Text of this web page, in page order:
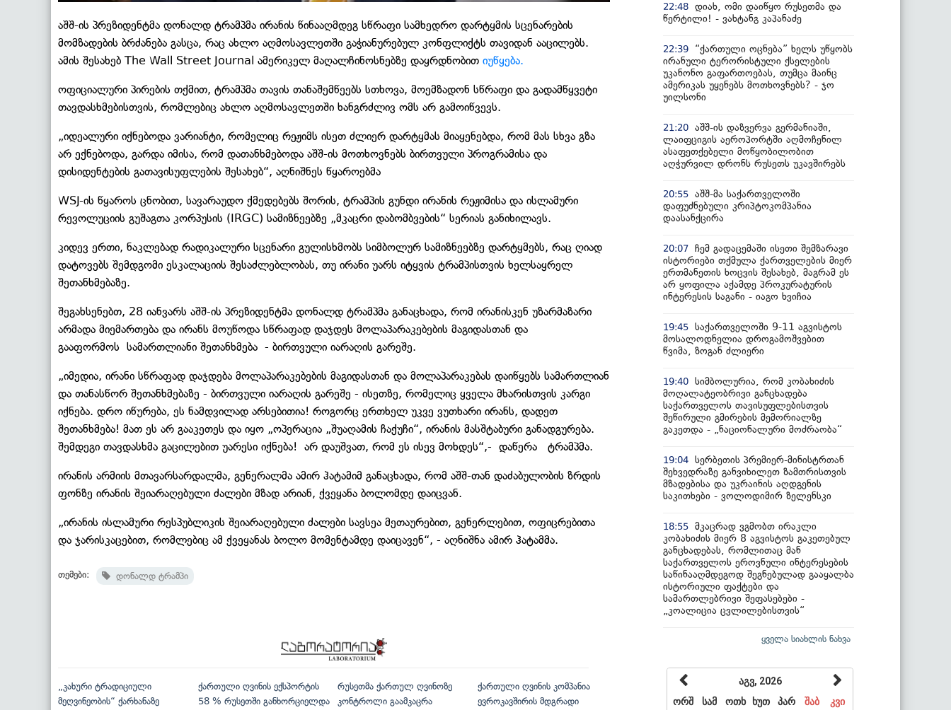
აშშ-ის პრეზიდენტმა დონალდ ტრამპმა ირანის წინააღმდეგ სწრაფი სამხედრო დარტყმის სცენარების
მომზადების ბრძანება გასცა, რაც ახლო აღმოსავლეთში გაჭიანურებულ კონფლიქტს თავიდან ააცილებს.
ამის შესახებ The Wall Street Journal ამერიკელ მაღალჩინოსნებზე დაყრდნობით იუწყება.
ოფიციალური პირების თქმით, ტრამპმა თავის თანაშემწეებს სთხოვა, მოემზადონ სწრაფი და გადამწყვეტი
თავდასხმებისთვის, რომლებიც ახლო აღმოსავლეთში ხანგრძლივ ომს არ გამოიწვევს.
„იდეალური იქნებოდა ვარიანტი, რომელიც რეჟიმს ისეთ ძლიერ დარტყმას მიაყენებდა, რომ მას სხვა გზა
არ ექნებოდა, გარდა იმისა, რომ დათანხმებოდა აშშ-ის მოთხოვნებს ბირთვული პროგრამისა და
დისიდენტების გათავისუფლების შესახებ“, აღნიშნეს წყაროებმა
WSJ-ის წყაროს ცნობით, სავარაუდო ქმედებებს შორის, ტრამპის გუნდი ირანის რეჟიმისა და ისლამური
რევოლუციის გუშაგთა კორპუსის (IRGC) სამიზნეებზე „მკაცრი დაბომბვების“ სერიას განიხილავს.
კიდევ ერთი, ნაკლებად რადიკალური სცენარი გულისხმობს სიმბოლურ სამიზნეებზე დარტყმებს, რაც ღიად
დატოვებს შემდგომი ესკალაციის შესაძლებლობას, თუ ირანი უარს იტყვის ტრამპისთვის ხელსაყრელ
შეთანხმებაზე.
შეგახსენებთ, 28 იანვარს აშშ-ის პრეზიდენტმა დონალდ ტრამპმა განაცხადა, რომ ირანისკენ უზარმაზარი
არმადა მიემართება და ირანს მოუწოდა სწრაფად დაჯდეს მოლაპარაკებების მაგიდასთან და
გააფორმოს სამართლიანი შეთანხმება - ბირთვული იარაღის გარეშე.
„იმედია, ირანი სწრაფად დაჯდება მოლაპარაკებების მაგიდასთან და მოლაპარაკებას დაიწყებს სამართლიან
და თანასწორ შეთანხმებაზე - ბირთვული იარაღის გარეშე - ისეთზე, რომელიც ყველა მხარისთვის კარგი
იქნება. დრო იწურება, ეს ნამდვილად არსებითია! როგორც ერთხელ უკვე ვუთხარი ირანს, დადეთ
შეთანხმება! მათ ეს არ გააკეთეს და იყო „ოპერაცია „შუაღამის ჩაქუჩი“, ირანის მასშტაბური განადგურება.
შემდეგი თავდასხმა გაცილებით უარესი იქნება! არ დაუშვათ, რომ ეს ისევ მოხდეს“,- დაწერა ტრამპმა.
ირანის არმიის მთავარსარდალმა, გენერალმა ამირ ჰატამიმ განაცხადა, რომ აშშ-თან დაძაბულობის ზრდის
ფონზე ირანის შეიარაღებული ძალები მზად არიან, ქვეყანა ბოლომდე დაიცვან.
„ირანის ისლამური რესპუბლიკის შეიარაღებული ძალები სავსეა მეთაურებით, გენერლებით, ოფიცრებითა
და ჯარისკაცებით, რომლებიც ამ ქვეყანას ბოლო მომენტამდე დაიცავენ“, - აღნიშნა ამირ ჰატამმა.
თემები: დონალდ ტრამპი
„კახური ტრადიციული
მეღვინეობის“ ქარხანაზე
ქართული ღვინის ექსპორტის
58 % რუსეთში განხორციელდა
რუსეთმა ქართულ ღვინოზე
კონტროლი გაამკაცრა
ქართული ღვინის კომპანია
ევროკავშირის მდგრადი
22:48 დიახ, ომი დაიწყო რუსეთმა და
წერტილი! - ვახტანგ კაპანაძე
22:39
“ქართული ოცნება” ხელს უწყობს
ირანული ტერორისტული ქსელების
უკანონო გაფართოებას, თუმცა მაინც
ამერიკას უყენებს მოთხოვნებს? - ჯო
უილსონი
21:20 აშშ-ის დაზვერვა გერმანიაში,
ლაიფციგის აეროპორტში აღმოჩენილ
ასაფეთქებელი მოწყობილობით
აღჭურვილ დრონს რუსეთს უკავშირებს
20:55 აშშ-მა საქართველოში
დაფუძნებული კრიპტოკომპანია
დაასანქცირა
20:07 ჩემ გადაცემაში ისეთი შემზარავი
ისტორიები თქმულა ქართველების მიერ
ერთმანეთის ხოცვის შესახებ, მაგრამ ეს
არ ყოფილა აქამდე პროკურატურის
ინტერესის საგანი - იაგო ხვიჩია
19:45 საქართველოში 9-11 აგვისტოს
მოსალოდნელია დროგამოშვებით
წვიმა, ზოგან ძლიერი
19:40 სიმბოლურია, რომ კობახიძის
მოღალატეობრივი განცხადება
საქართველოს თავისუფლებისთვის
შეწირული გმირების მემორიალზე
გაკეთდა - „ნაციონალური მოძრაობა“
19:04 სერბეთის პრემიერ-მინისტრთან
შეხვედრაზე განვიხილეთ ზამთრისთვის
მზადებისა და უკრაინის აღდგენის
საკითხები - ვოლოდიმირ ზელენსკი
18:55 მკაცრად ვგმობთ ირაკლი
კობახიძის მიერ 8 აგვისტოს გაკეთებულ
განცხადებას, რომლითაც მან
საქართველოს ეროვნული ინტერესების
საწინააღმდეგოდ შეგნებულად გააყალბა
ისტორიული ფაქტები და
სამართლებრივი შეფასებები -
„კოალიცია ცვლილებისთვის“
ყველა სიახლის ნახვა
აგვ, 2026
ორშ
სამ ოთხ ხუთ პარ შაბ
კვი